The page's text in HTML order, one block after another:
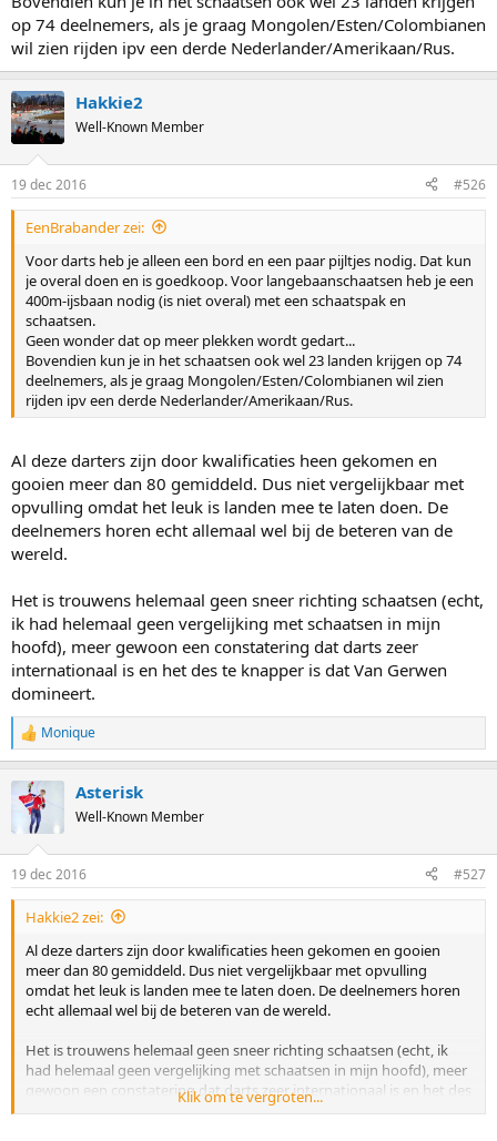
op 74 deelnemers, als je graag Mongolen/Esten/Colombianen
wil zien rijden ipv een derde Nederlander/Amerikaan/Rus.
Hakkie2
Well-Known Member
19 dec 2016 #526
EenBrabander zei:
Voor darts heb je alleen een bord en een paar pijltjes nodig. Dat kun
je overal doen en is goedkoop. Voor langebaanschaatsen heb je een
400m-ijsbaan nodig (is niet overal) met een schaatspak en
schaatsen.
Geen wonder dat op meer plekken wordt gedart...
Bovendien kun je in het schaatsen ook wel 23 landen krijgen op 74
deelnemers, als je graag Mongolen/Esten/Colombianen wil zien
rijden ipv een derde Nederlander/Amerikaan/Rus.
Al deze darters zijn door kwalificaties heen gekomen en
gooien meer dan 80 gemiddeld. Dus niet vergelijkbaar met
opvulling omdat het leuk is landen mee te laten doen. De
deelnemers horen echt allemaal wel bij de beteren van de
wereld.
Het is trouwens helemaal geen sneer richting schaatsen (echt,
ik had helemaal geen vergelijking met schaatsen in mijn
hoofd), meer gewoon een constatering dat darts zeer
internationaal is en het des te knapper is dat Van Gerwen
domineert.
R
e
c
t
s
:
Monique
Asterisk
Well-Known Member
19 dec 2016 #527
Hakkie2 zei:
Al deze darters zijn door kwalificaties heen gekomen en gooien
meer dan 80 gemiddeld. Dus niet vergelijkbaar met opvulling
omdat het leuk is landen mee te laten doen. De deelnemers horen
echt allemaal wel bij de beteren van de wereld.
Het is trouwens helemaal geen sneer richting schaatsen (echt, ik
had helemaal geen vergelijking met schaatsen in mijn hoofd), meer
gewoon een constatering dat darts zeer internationaal is en het des
te knapper is dat Van Gerwen domineert.
Klik om te vergroten...